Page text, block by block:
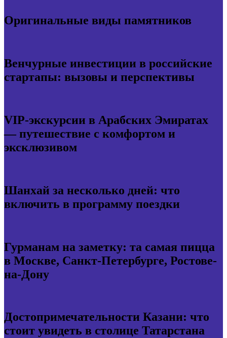
Оригинальные виды памятников
Венчурные инвестиции в российские
стартапы: вызовы и перспективы
VIP-экскурсии в Арабских Эмиратах
— путешествие с комфортом и
эксклюзивом
Шанхай за несколько дней: что
включить в программу поездки
Гурманам на заметку: та самая пицца
в Москве, Санкт-Петербурге, Ростове-
на-Дону
Достопримечательности Казани: что
стоит увидеть в столице Татарстана